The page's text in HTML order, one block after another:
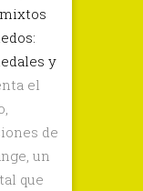
selvicultura
y
y
el
de
un
que